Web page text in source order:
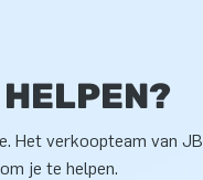
Het verkoopteam van JB
je te helpen.